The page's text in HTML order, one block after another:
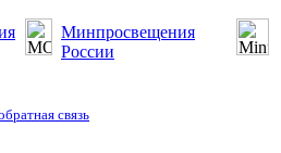
Минпросвещения
России
связь